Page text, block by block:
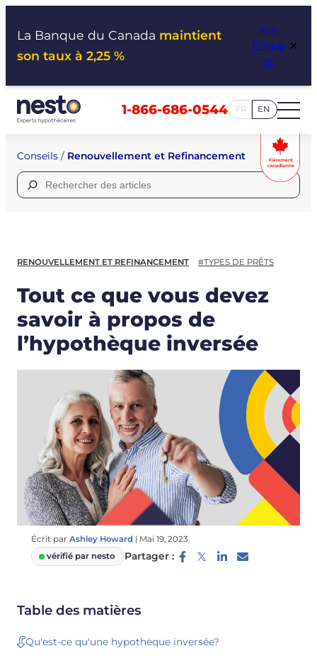
La Banque du Canada maintient
son taux à 2,25 %
Voir
l’impa
ct
×
1-866-686-0544 FR EN
Conseils / Renouvellement et Refinancement
Rechercher :
RENOUVELLEMENT ET REFINANCEMENT #TYPES DE PRÊTS
Tout ce que vous devez
savoir à propos de
l’hypothèque inversée
Écrit par Ashley Howard | Mai 19, 2023
vérifié par nesto
Partager :
Table des matières
Qu'est-ce qu'une hypothèque inversée?